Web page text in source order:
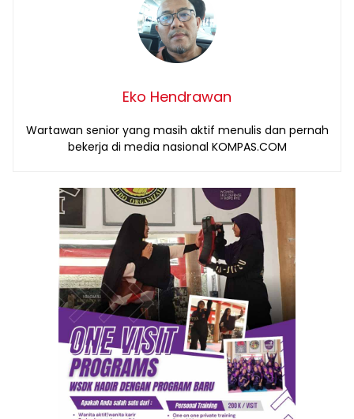
Eko Hendrawan
Wartawan senior yang masih aktif menulis dan pernah
bekerja di media nasional KOMPAS.COM